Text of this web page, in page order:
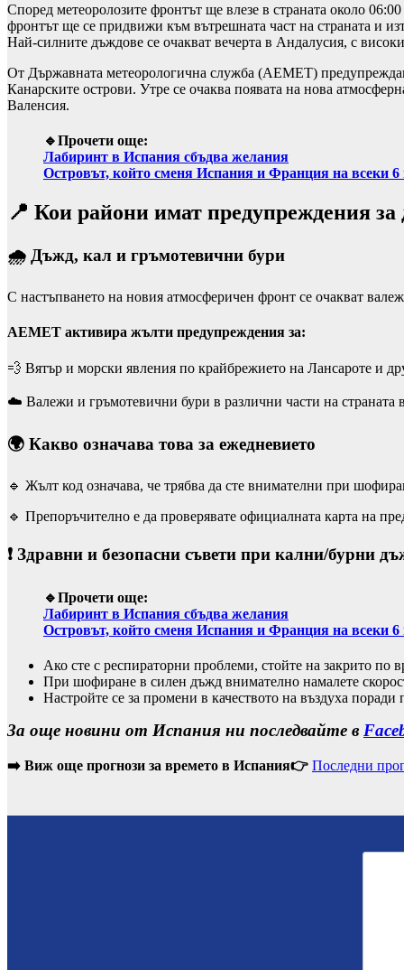
Според метеоролозите фронтът ще влезе в страната около
фронтът ще се придвижи към вътрешната част на страната и
Най-силните дъждове се очакват вечерта в Андалусия, с
От Държавната метеорологична служба (АЕМЕТ)
Канарските острови. Утре се очаква появата на нова
Валенсия.
🔹Прочети още:
Лабиринт в Испания сбъдва желания
Островът, който сменя Испания и Франция на всеки 6
📍 Кои райони имат предупреждения за
🌧️ Дъжд, кал и гръмотевични бури
С настъпването на новия атмосферичен фронт се очакват
AEMET активира жълти предупреждения за:
💨 Вятър и морски явления по крайбрежието на Лансароте и
☁️ Валежи и гръмотевични бури в различни части на страната
🌍 Какво означава това за ежедневието
🔹 Жълт код означава, че трябва да сте внимателни при
🔹 Препоръчително е да проверявате официалната карта на
❗ Здравни и безопасни съвети при кални/бурни
🔹Прочети още:
Лабиринт в Испания сбъдва желания
Островът, който сменя Испания и Франция на всеки 6
Ако сте с респираторни проблеми, стойте на закрито по
При шофиране в силен дъжд внимателно намалете
Настройте се за промени в качеството на въздуха
За още новини от Испания ни последвайте в
➡️ Виж още прогнози за времето в Испания👉 Последни